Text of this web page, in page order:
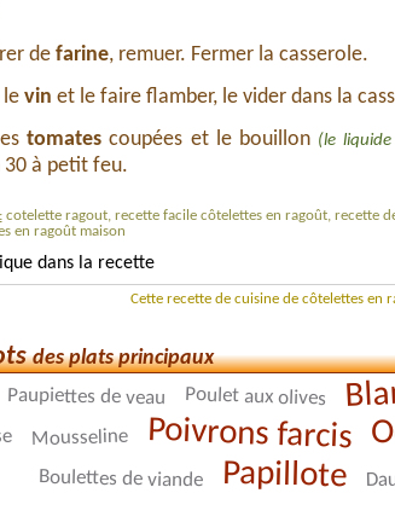
de farine, remuer. Fermer la casserole.
le vin et le faire flamber, le vider dans la
tomates coupées et le bouillon (le liquide
30 à petit feu.
cotelette ragout, recette facile côtelettes en ragoût, recette
en ragoût maison
dans la recette
Cette recette de cuisine de côtelettes en
des plats principaux
Paupiettes de veau Poulet aux olives
Mousseline Poivrons farcis
Boulettes de viande Papillote